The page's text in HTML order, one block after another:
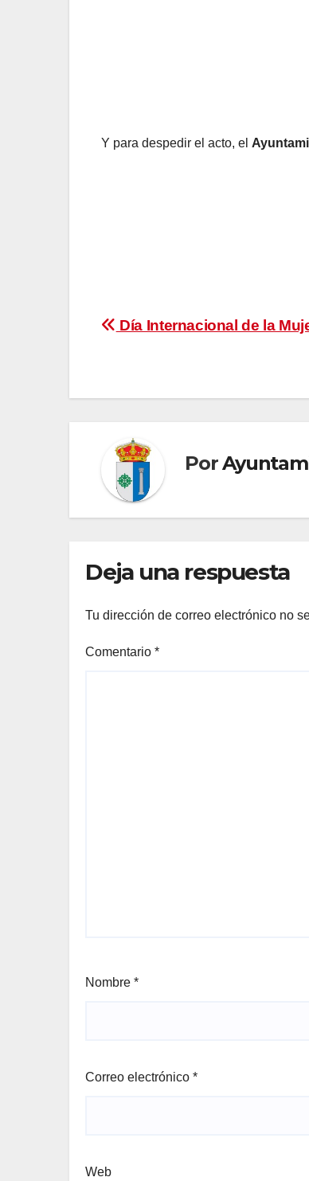
Y para despedir el acto, el
Navegación
entradas
Día Internacional de la
Por
Deja una respuesta
Tu dirección de correo electrónico no
Comentario *
Nombre *
Correo electrónico *
Web